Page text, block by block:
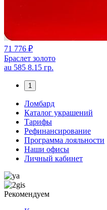
71 776 ₽
Браслет золото
au 585 8.15 гр.
1
Ломбард
Каталог украшений
Тарифы
Рефинансирование
Программа лояльности
Наши офисы
Личный кабинет
Рекомендуем